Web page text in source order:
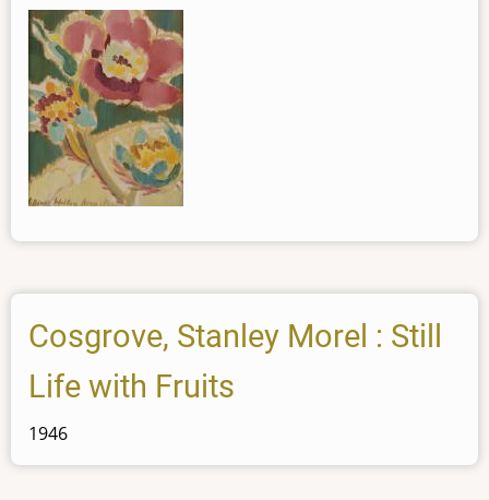
Cosgrove, Stanley Morel : Still
Life with Fruits
1946